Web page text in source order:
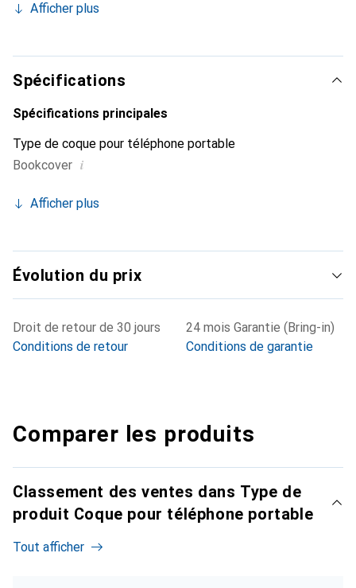
et indispensable pour votre smartphone. Reconnaître
marque Noreve est un choix sûr pour une clientèle
exigeante.
Afficher plus
Spécifications
Spécifications principales
Type de coque pour téléphone portable
Bookcover i
Afficher plus
Évolution du prix
Droit de retour de 30 jours
Conditions de retour
24 mois Garantie (Bring-in)
Conditions de garantie
Comparer les produits
Classement des ventes dans Type de
produit Coque pour téléphone portable
Tout afficher